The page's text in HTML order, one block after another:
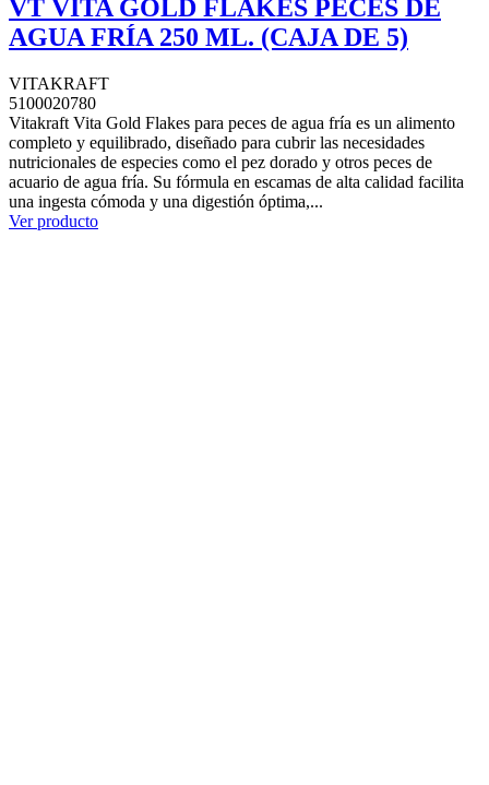
VT VITA GOLD FLAKES PECES DE
AGUA FRÍA 250 ML. (CAJA DE 5)
VITAKRAFT
5100020780
Vitakraft Vita Gold Flakes para peces de agua fría es un alimento
completo y equilibrado, diseñado para cubrir las necesidades
nutricionales de especies como el pez dorado y otros peces de
acuario de agua fría. Su fórmula en escamas de alta calidad facilita
una ingesta cómoda y una digestión óptima,...
Ver producto